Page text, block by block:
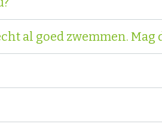
al goed zwemmen. Mag